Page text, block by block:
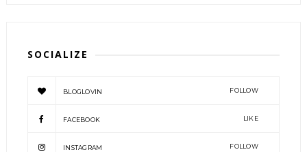
SOCIALIZE
BLOGLOVIN FOLLOW
FACEBOOK LIKE
INSTAGRAM FOLLOW